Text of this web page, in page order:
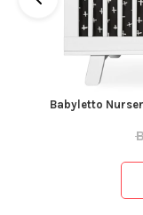
Babyletto